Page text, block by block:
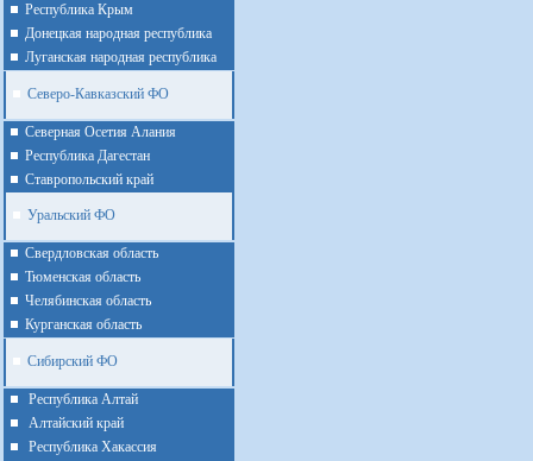
Республика Крым
Донецкая народная республика
Луганская народная республика
Северо-Кавказский ФО
Северная Осетия Алания
Республика Дагестан
Ставропольский край
Уральский ФО
Cвердловская область
Тюменская область
Челябинская область
Курганская область
Сибирский ФО
Республика Алтай
Алтайcкий край
Республика Хакассия